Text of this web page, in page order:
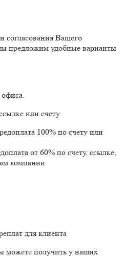
согласования Вашего
предложим удобные варианты
офиса.
или счету
100% по счету или
от 60% по счету, ссылке,
компании
для клиента
можете получить у наших